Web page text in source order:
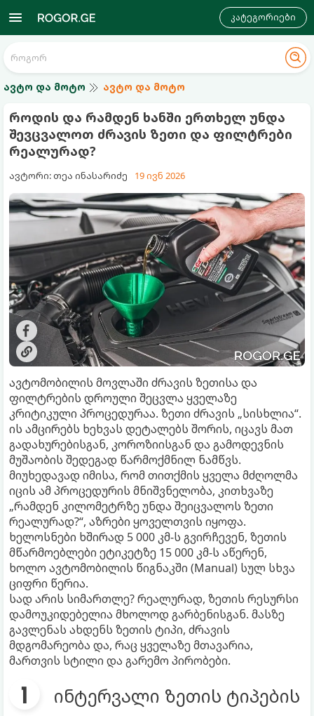
კატეგორიები
ავტო და მოტო ავტო და მოტო
როდის და რამდენ ხანში ერთხელ უნდა
შევცვალოთ ძრავის ზეთი და ფილტრები
რეალურად?
ავტორი: თეა ინასარიძე 19 ივნ 2026
ავტომობილის მოვლაში ძრავის ზეთისა და
ფილტრების დროული შეცვლა ყველაზე
კრიტიკული პროცედურაა. ზეთი ძრავის „სისხლია“.
ის ამცირებს ხეხვას დეტალებს შორის, იცავს მათ
გადახურებისგან, კოროზიისგან და გამოდევნის
მუშაობის შედეგად წარმოქმნილ ნამწვს.
მიუხედავად იმისა, რომ თითქმის ყველა მძღოლმა
იცის ამ პროცედურის მნიშვნელობა, კითხვაზე
„რამდენ კილომეტრზე უნდა შეიცვალოს ზეთი
რეალურად?“, აზრები ყოველთვის იყოფა.
ხელოსნები ხშირად 5 000 კმ-ს გვირჩევენ, ზეთის
მწარმოებლები ეტიკეტზე 15 000 კმ-ს აწერენ,
ხოლო ავტომობილის წიგნაკში (Manual) სულ სხვა
ციფრი წერია.
სად არის სიმართლე? რეალურად, ზეთის რესურსი
დამოუკიდებელია მხოლოდ გარბენისგან. მასზე
გავლენას ახდენს ზეთის ტიპი, ძრავის
მდგომარეობა და, რაც ყველაზე მთავარია,
მართვის სტილი და გარემო პირობები.
ინტერვალი ზეთის ტიპების